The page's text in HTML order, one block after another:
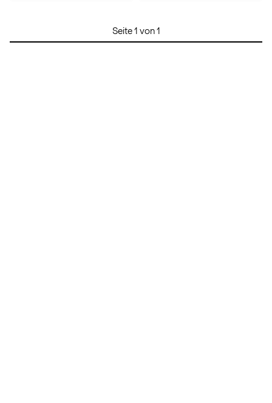
Seite 1 von 1